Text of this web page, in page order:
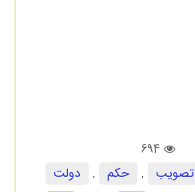
694
تصویب , حكم ,
دولت